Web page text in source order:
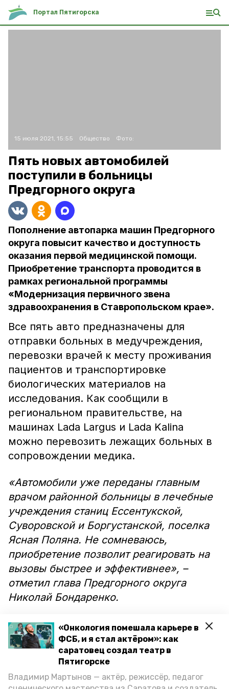
«Онкология помешала карьере в
ФСБ, и я стал актёром»: как
саратовец создал театр в
Пятигорске
Владимир Мартынов — актёр, режиссёр, педагог
Портал Пятигорска
15 июля 2021, 15:55 Общество Фото:
Пять новых автомобилей
поступили в больницы
Предгорного округа
Пополнение автопарка машин Предгорного
округа повысит качество и доступность
оказания первой медицинской помощи.
Приобретение транспорта проводится в
рамках региональной программы
«Модернизация первичного звена
здравоохранения в Ставропольском крае».
Все пять авто предназначены для
отправки больных в медучреждения,
перевозки врачей к месту проживания
пациентов и транспортировке
биологических материалов на
исследования. Как сообщили в
региональном правительстве, на
машинах Lada Largus и Lada Kalina
можно перевозить лежащих больных в
сопровождении медика.
«Автомобили уже переданы главным
врачом районной больницы в лечебные
учреждения станиц Ессентукской,
Суворовской и Боргустанской, поселка
Ясная Поляна. Не сомневаюсь,
приобретение позволит реагировать на
вызовы быстрее и эффективнее», –
отметил глава Предгорного округа
Николай Бондаренко.
Отметим, что в рамках краевой
программы ранее закупили
передвижные кабинеты цифровой
маммографии и флюорографии. Также
на данный момент в поликлинике